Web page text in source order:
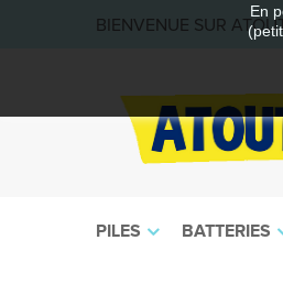
En
BIENVENUE SUR
PILES BATTERIES